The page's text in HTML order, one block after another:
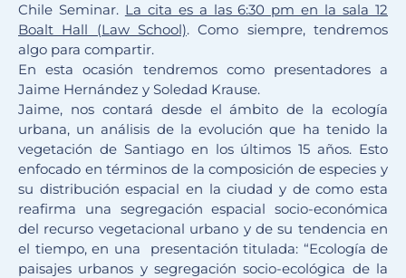
Chile Seminar. La cita es a las 6:30 pm en la sala 12
Boalt Hall (Law School). Como siempre, tendremos
algo para compartir.
En esta ocasión tendremos como presentadores a
Jaime Hernández y Soledad Krause.
Jaime, nos contará desde el ámbito de la ecología
urbana, un análisis de la evolución que ha tenido la
vegetación de Santiago en los últimos 15 años. Esto
enfocado en términos de la composición de especies y
su distribución espacial en la ciudad y de como esta
reafirma una segregación espacial socio-económica
del recurso vegetacional urbano y de su tendencia en
el tiempo, en una presentación titulada: “Ecología de
paisajes urbanos y segregación socio-ecológica de la